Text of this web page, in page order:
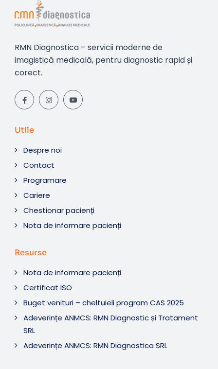
RMN Diagnostica – servicii moderne de
imagistică medicală, pentru diagnostic rapid și
corect.
Utile
Despre noi
Contact
Programare
Cariere
Chestionar pacienți
Nota de informare pacienți
Resurse
Nota de informare pacienți
Certificat ISO
Buget venituri – cheltuieli program CAS 2025
Adeverințe ANMCS: RMN Diagnostic și Tratament
SRL
Adeverințe ANMCS: RMN Diagnostica SRL